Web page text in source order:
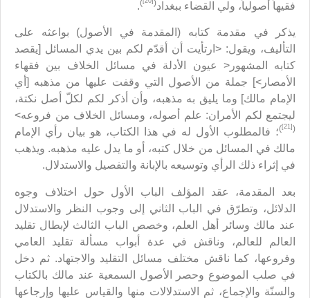
فقيهاً أصولياً، ولي القضاء ببغداد(
)
.
يذكر في مقدمة كتابه (المقدمة في الأصول) بواعثه على
التأليف، ويقول: <ارتأيت أن أقدّم لكم بين يدي المسائل [يقصد
كتابه المشهور< عيون الأدلة في مسائل الخلاف بين فقهاء
الأمصار>] جملة من الأصول التي وقفت عليها من مذهبه [أي
الإمام مالك] وما يليق به مذهبه، وأن أذكر لكم لكلّ أصل نكتة،
ليجتمع لكم الأمران: علم أصوله، ومسائل الخلاف من فروعه>
(
[21]
)؛ فالمطلوب الأول له في هذا الكتاب، هو بيان رأي الإمام
مالك في المسائل من خلال كتبه، أو ما يدل عليه مذهبه. ويذهب
في إثراء ذلك الرأي وتوسيعه بالإبانة والتفصيل والاستدلال.
بعد المقدمة، عقد المؤلف الباب الأول حول اختلاف وجوه
الدلائل، وتطرّق في الباب الثاني إلى وجوب النظر والاستدلال
عند مالك وسائر أهل العلم، وخصص الباب الثالث لإبطال تقليد
العالم للعالم، وناقش في عدة أبواب مسألة تقليد العامي
وفروعها، كما ناقش مختلف مسائل التقليد والاجتهاد. ثم دخل
في صلب الموضوع وحصر الأصول السمعية عند مالك بالكتاب
والسنّة والإجماع، ثم الاستدلالات منها والقياس عليها وإرجاعها